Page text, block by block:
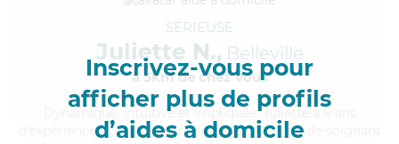
Inscrivez-vous pour
afficher plus de profils
d’aides à domicile
SÉRIEUSE
Juliette N., Belleville
à 5km de chez Vous
, intuitive et impliquée, Juliette a 6 ans
d'expérience et possède un diplôme d'Etat d'aide-soignant